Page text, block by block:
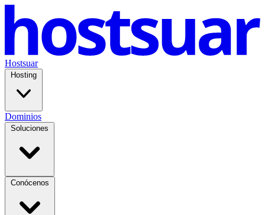
Hostsuar
Hosting
Dominios
Soluciones
Conócenos